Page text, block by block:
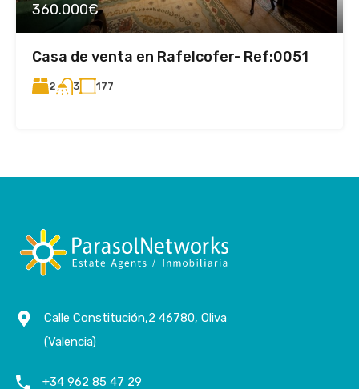
360.000€
Casa de venta en Rafelcofer- Ref:0051
2 3 177
Calle Constitución,2 46780, Oliva
(Valencia)
+34 962 85 47 29